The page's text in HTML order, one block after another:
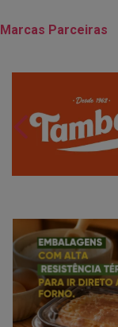
Marcas Parceiras